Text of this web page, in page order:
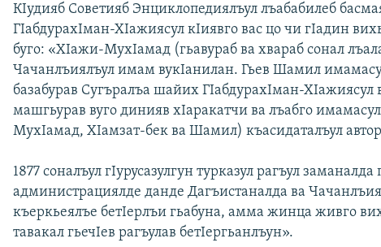
КIудияб Советияб Энциклопедиялъул лъабабилеб
ГIабдурахIман-ХIажиясул кIиявго вас цо чи гIадин
буго: «ХIажи-МухIамад (гьавураб ва хвараб сонал
Чачанлъиялъул имам вукIанилан. Гьев Шамил
базабурав Сугъралъа шайих ГIабдурахIман-ХIажиясул
машгьурав вуго динияв хIаракатчи ва лъабго
МухIамад, ХIамзат-бек ва Шамил) къасидаталъул
1877 соналъул гIурусазулгун турказул рагъул заманалда
администрациялде данде Дагъистаналда ва
къеркьеялъе бетIерлъи гьабуна, амма жинца живго
тавакал гьечIев рагъулав бетIергьанлъун».